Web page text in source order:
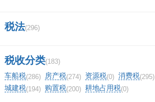
相关评论
我要评论
税法(296)
税收分类(183)
车船税(286) 房产税(274) 资源税(0) 消费税(295)
城建税(194) 购置税(200) 耕地占用税(0)